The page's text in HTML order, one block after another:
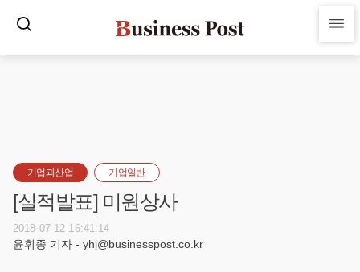
기업과산업 기업일반
[실적발표] 미원상사
2018-07-12 16:41:14
윤휘종 기자 - yhj@businesspost.co.kr